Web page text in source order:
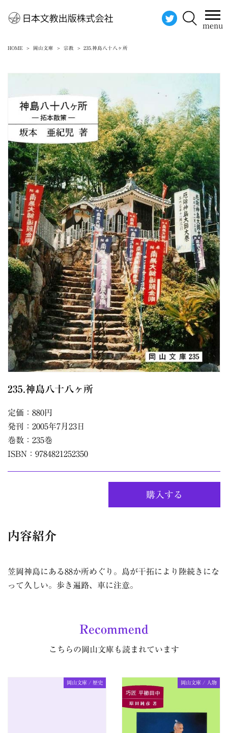
menu
HOME 岡山文庫 宗教 235.神島八十八ヶ所
235.神島八十八ヶ所
定価：880円
発刊：2005年7月23日
巻数：235巻
ISBN：9784821252350
購入する
内容紹介
笠岡神島にある88か所めぐり。島が干拓により陸続きにな
って久しい。歩き遍路、車に注意。
Recommend
こちらの岡山文庫も読まれています
岡山文庫 / 歴史 岡山文庫 / 人物